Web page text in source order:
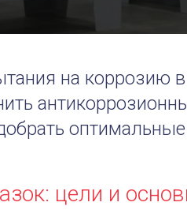
на коррозию
цели и